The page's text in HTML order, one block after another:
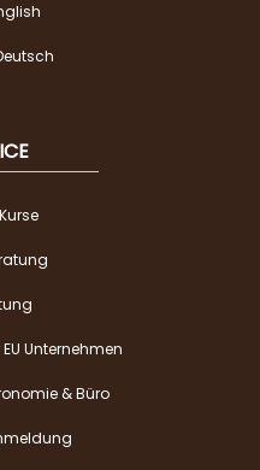
Unternehmen
& Büro